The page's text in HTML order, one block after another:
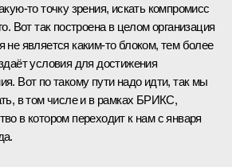
то точку зрения, искать компромисс
Вот так построена в целом организация
является каким-то блоком, тем более
условия для достижения
Вот по такому пути надо идти, так мы
в том числе и в рамках БРИКС,
в котором переходит к нам с января